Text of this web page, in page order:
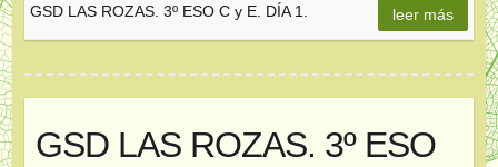
GSD LAS ROZAS. 3º ESO C y E. DÍA 1. leer más
GSD LAS ROZAS. 3º ESO